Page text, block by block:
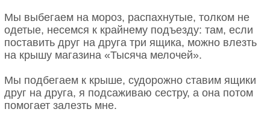
Мы выбегаем на мороз, распахнутые, толком не
одетые, несемся к крайнему подъезду: там, если
поставить друг на друга три ящика, можно влезть
на крышу магазина «Тысяча мелочей».
Мы подбегаем к крыше, судорожно ставим ящики
друг на друга, я подсаживаю сестру, а она потом
помогает залезть мне.